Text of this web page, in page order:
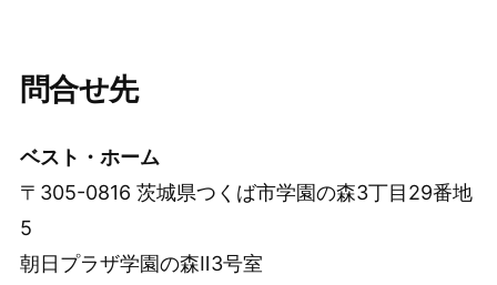
問合せ先
ベスト・ホーム
〒305-0816 茨城県つくば市学園の森3丁目29番地
5
朝日プラザ学園の森Ⅱ3号室